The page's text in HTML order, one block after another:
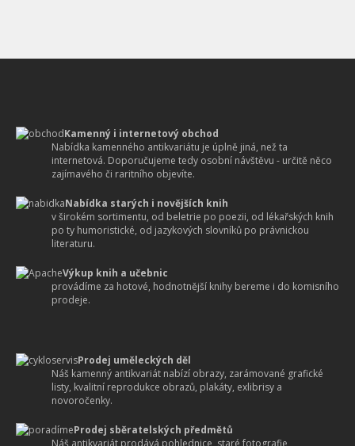
Kamenný i internetový obchod
Nabídka kamenného antikvariátu je úplně jiná, než ta
internetová. Doporučujeme tedy osobní návštěvu - určitě něco
zajímavého či raritního objevíte.
Nabídka starých i novějších knih
v širokém sortimentu, od beletrie po poezii, od lékařských knih
po ty humoristické, od jazykových slovníků po právnickou
literaturu.
Výkup knih a učebnic
provádíme za hotové, hodnotnější knihy bereme i do komisního
prodeje.
Prodej uměleckých děl
Náš kamenný antikvariát nabízí obrazy, zarámované grafické
listy, kvalitní reprodukce obrazů, plakáty, exlibrisy a
novoročenky.
Prodej sběratelských předmětů
Náš antikvariát prodává pohlednice, staré fotografie,